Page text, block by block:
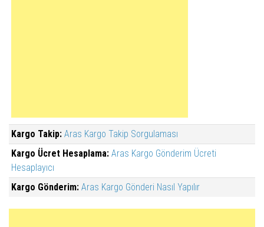
Kargo Takip: Aras Kargo Takip Sorgulaması
Kargo Ücret Hesaplama: Aras Kargo Gönderim Ücreti
Hesaplayıcı
Kargo Gönderim: Aras Kargo Gönderi Nasıl Yapılır